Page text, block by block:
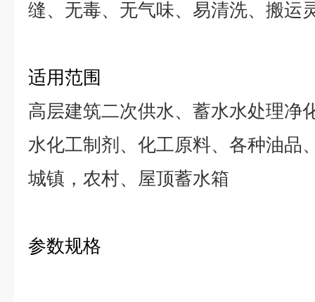
缝、无毒、无气味、易清洗、搬运
适用范围
高层建筑二次供水、蓄水水处理净
水化工制剂、化工原料、各种油品
城镇，农村、屋顶蓄水箱
参数规格